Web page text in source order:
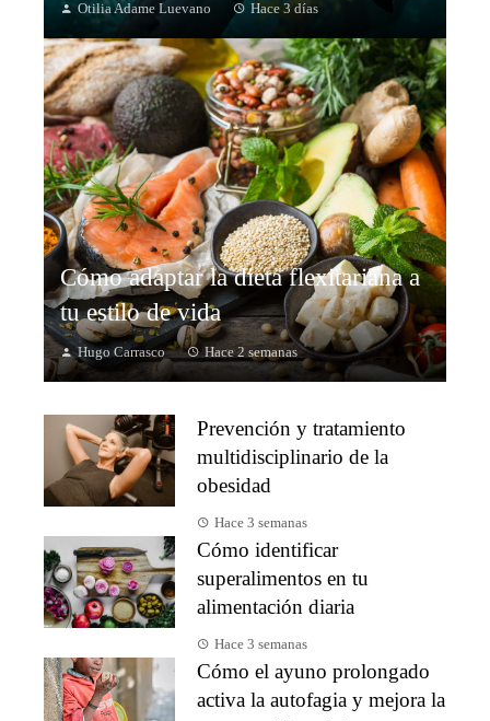
Otilia Adame Luevano Hace 3 días
Cómo adaptar la dieta flexitariana a
tu estilo de vida
Hugo Carrasco Hace 2 semanas
Prevención y tratamiento
multidisciplinario de la
obesidad
Hace 3 semanas
Cómo identificar
superalimentos en tu
alimentación diaria
Hace 3 semanas
Cómo el ayuno prolongado
activa la autofagia y mejora la